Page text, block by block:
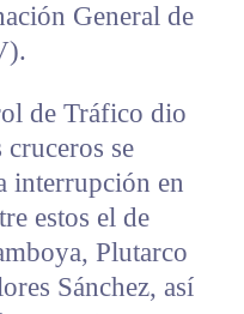
General de
de Tráfico dio
se
interrupción en
estos el de
Plutarco
Sánchez, así